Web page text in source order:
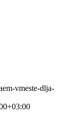
vmeste-dlja-